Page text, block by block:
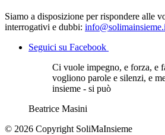
Siamo a disposizione per rispondere alle
interrogativi e dubbi:
Seguici su Facebook
Ci vuole impegno, e forza, e
vogliono parole e silenzi, e
insieme - si può
Beatrice Masini
© 2026 Copyright SoliMaInsieme